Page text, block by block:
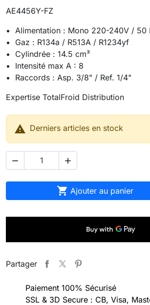
AE4456Y-FZ
Alimentation : Mono 220-240V / 50
Gaz : R134a / R513A / R1234yf
Cylindrée : 14.5 cm³
Intensité max A : 8
Raccords : Asp. 3/8" / Ref. 1/4"
Expertise TotalFroid Distribution
 Derniers articles en stock
 
 Ajouter au panier
Partager
Paiement 100% Sécurisé
SSL & 3D Secure : CB, Visa,